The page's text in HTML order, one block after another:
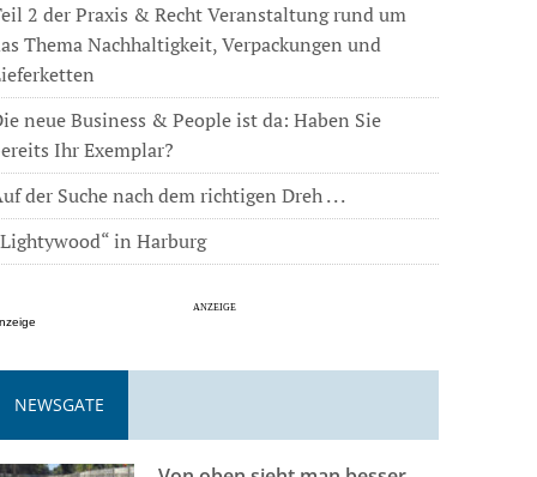
2 der Praxis & Recht Veranstaltung rund um
Thema Nachhaltigkeit, Verpackungen und
neue Business & People ist da: Haben Sie
Ihr Exemplar?
der Suche nach dem richtigen Dreh . . .
in Harburg
NEWSGATE